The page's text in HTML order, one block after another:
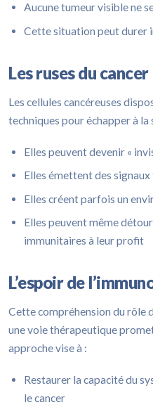
Aucune tumeur visible ne
Cette situation peut durer
Les ruses du cancer
Les cellules cancéreuses
techniques pour échapper à
Elles peuvent devenir «
Elles émettent des
Elles créent parfois un
Elles peuvent même
immunitaires à leur profit
L’espoir de
Cette compréhension du rôle
une voie thérapeutique
approche vise à :
Restaurer la capacité du
le cancer